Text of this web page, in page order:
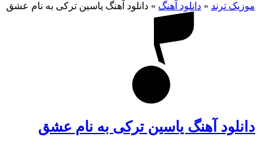
موزیک ترند » دانلود آهنگ » دانلود آهنگ یاسین ترکی به نام عشق
دانلود آهنگ یاسین ترکی به نام عشق